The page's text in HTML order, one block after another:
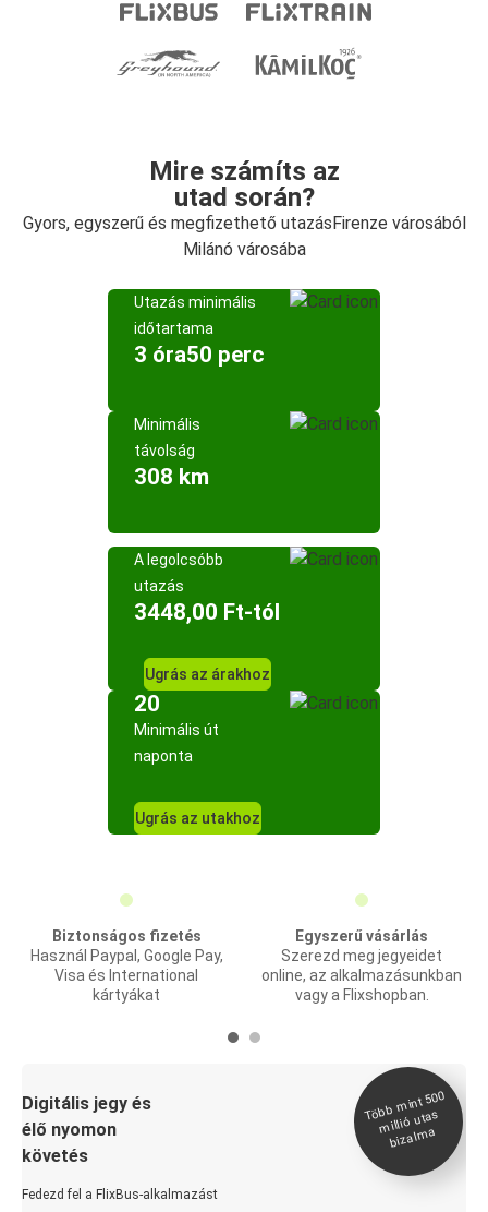
Mire számíts az
utad során?
Gyors, egyszerű és megfizethető utazásFirenze városából
Milánó városába
Utazás minimális
időtartama
3 óra50 perc
Minimális
távolság
308 km
A legolcsóbb
utazás
3448,00 Ft-tól
Ugrás az árakhoz
20
Minimális út
naponta
Ugrás az utakhoz
Biztonságos fizetés
Használ Paypal, Google Pay,
Visa és International
kártyákat
Egyszerű vásárlás
Szerezd meg jegyeidet
online, az alkalmazásunkban
vagy a Flixshopban.
Digitális jegy és
élő nyomon
követés
Fedezd fel a FlixBus-alkalmazást
Több
mint 500
millió utas
bizal
ma